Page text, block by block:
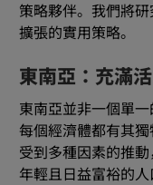
策略夥伴。我們將
擴張的實用策略。
東南亞：充滿
東南亞並非一個單一
每個經濟體都有其
受到多種因素的推
年輕且日益富裕的人